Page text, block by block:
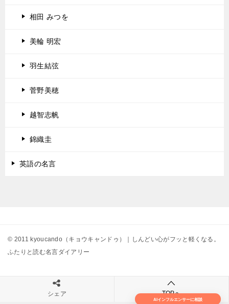
相田 みつを
美輪 明宏
羽生結弦
菅野美穂
越智志帆
錦織圭
英語の名言
© 2011 kyoucando（キョウキャンドゥ）｜しんどい心がフッと軽くなる。
ふたりと読む名言ダイアリー
シェア TOPへ
AIインフルエンサーに相談